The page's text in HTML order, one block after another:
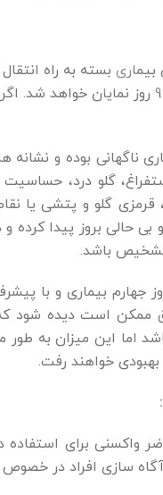
ناگهانی بوده و
گلو درد،
قرمزی گلو و پتشی یا
بی حالی بروز پیدا
باشد.
جهارم بیماری و با
بهبودی خواهند رفت.
واکسنی برای استفاده
سازی افراد در خصوص